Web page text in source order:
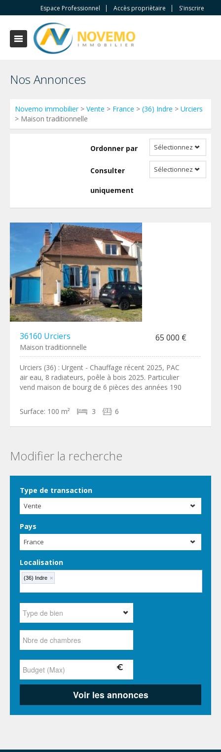
Espace Professionnel Accès propriètaire S'inscrire
Nos Annonces
Novemo immobilier> Vente > France > (36) Indre > Urciers
> Maison traditionnelle
Ordonner par Sélectionnez
Consulter
uniquement
Sélectionnez
36160 Urciers 65 000 €
Maison traditionnelle
Urciers (36) : Urgent - Chauffage récent 2025, PAC
air eau, 8 radiateurs, poêle à bois 2025. Particulier
vend maison de bourg de 6 pièces des années 190
Surface: 100 m² 3 6
Modifier la recherche
Type de transaction
Vente
Pays
France
Localisation
(36) Indre ×